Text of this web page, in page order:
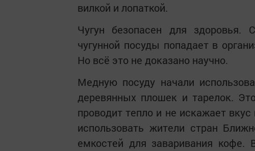
вилкой и лопаткой.
Чугун безопасен для
чугунной посуды попадает в
Но всё это не доказано научно.
Медную посуду начали
деревянных плошек и тарелок.
проводит тепло и не искажает
использовать жители стран
емкостей для заваривания кофе.